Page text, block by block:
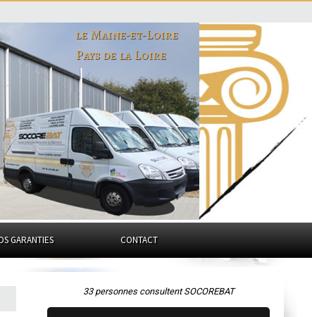
le Maine-et-Loire
Pays de la Loire
GARANTIES CONTACT
33 personnes consultent SOCOREBAT